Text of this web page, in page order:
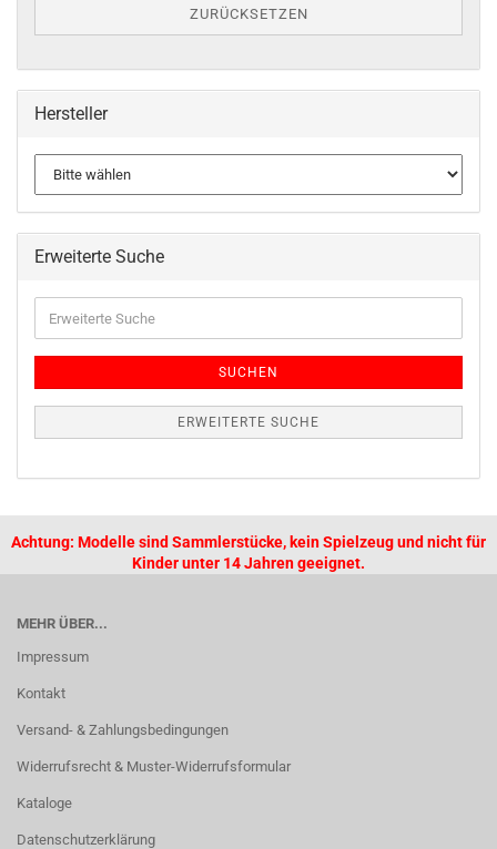
ZURÜCKSETZEN
Hersteller
Erweiterte Suche
SUCHEN
ERWEITERTE SUCHE
Achtung: Modelle sind Sammlerstücke, kein Spielzeug und nicht für
Kinder unter 14 Jahren geeignet.
MEHR ÜBER...
Impressum
Kontakt
Versand- & Zahlungsbedingungen
Widerrufsrecht & Muster-Widerrufsformular
Kataloge
Datenschutzerklärung